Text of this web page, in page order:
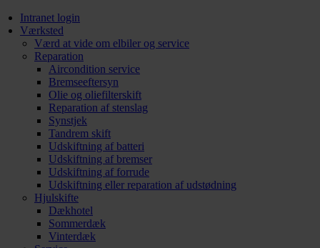
Intranet login
Værksted
Værd at vide om elbiler og service
Reparation
Aircondition service
Bremseeftersyn
Olie og oliefilterskift
Reparation af stenslag
Synstjek
Tandrem skift
Udskiftning af batteri
Udskiftning af bremser
Udskiftning af forrude
Udskiftning eller reparation af udstødning
Hjulskifte
Dækhotel
Sommerdæk
Vinterdæk